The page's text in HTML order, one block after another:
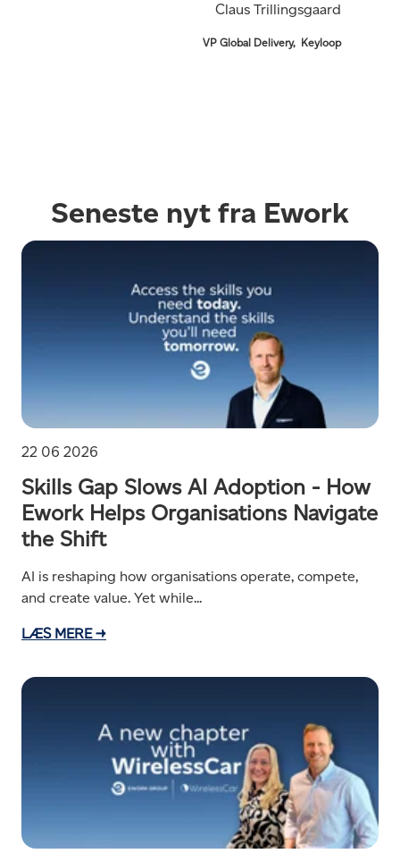
Claus Trillingsgaard
VP Global Delivery, Keyloop
Seneste nyt fra Ework
22 06 2026
Skills Gap Slows AI Adoption - How
Ework Helps Organisations Navigate
the Shift
AI is reshaping how organisations operate, compete,
and create value. Yet while...
LÆS MERE →